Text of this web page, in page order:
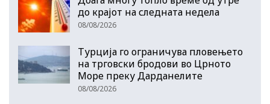
до крајот на следната недела
08/08/2026
Турција го ограничува пловењето
на трговски бродови во Црното
Море преку Дарданелите
08/08/2026